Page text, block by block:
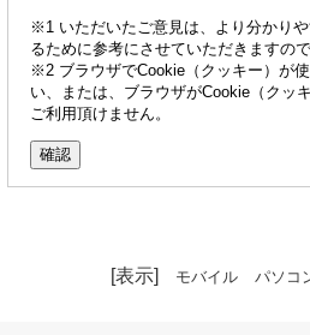
※1 いただいたご意見は、より分かり
るために参考にさせていただきますの
※2 ブラウザでCookie（クッキー）が
い、または、ブラウザがCookie（クッ
ご利用頂けません。
[表示] モバイル パソコ